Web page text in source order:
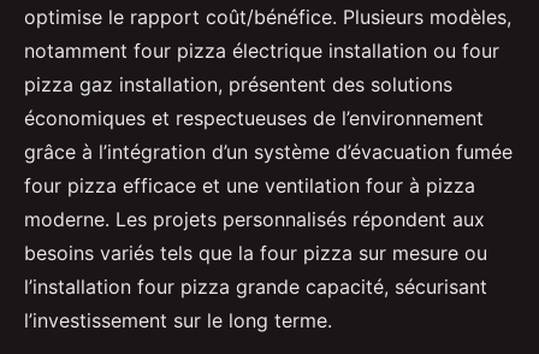
optimise le rapport coût/bénéfice. Plusieurs modèles,
notamment four pizza électrique installation ou four
pizza gaz installation, présentent des solutions
économiques et respectueuses de l’environnement
grâce à l’intégration d’un système d’évacuation fumée
four pizza efficace et une ventilation four à pizza
moderne. Les projets personnalisés répondent aux
besoins variés tels que la four pizza sur mesure ou
l’installation four pizza grande capacité, sécurisant
l’investissement sur le long terme.